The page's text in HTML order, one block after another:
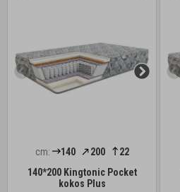
cm: 140 200
22
140*200 Kingtonic Pocket
kokos Plus